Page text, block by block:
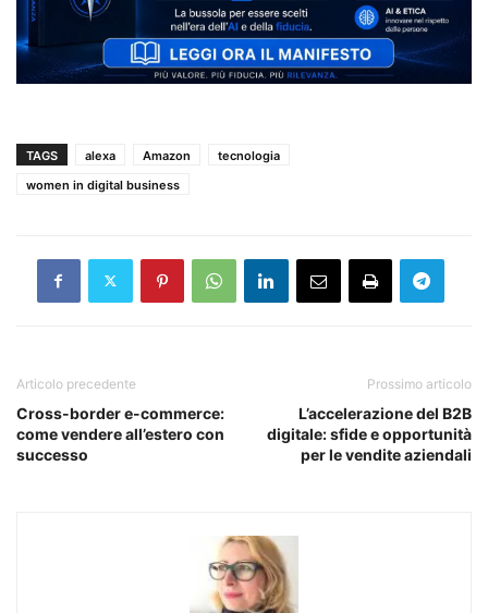
TAGS alexa Amazon
tecnologia
women in digital business
Articolo precedente
Cross-border e-commerce:
come vendere all’estero con
successo
Prossimo articolo
L’accelerazione del B2B
digitale: sfide e opportunità
per le vendite aziendali